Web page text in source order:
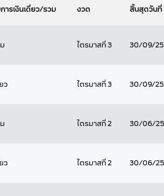
ารเงินเดี่ยว/รวม งวด สิ้นสุดวันที่
ไตรมาสที่ 3 30/09/
ว ไตรมาสที่ 3 30/09/
ไตรมาสที่ 2 30/06/
ว ไตรมาสที่ 2 30/06/